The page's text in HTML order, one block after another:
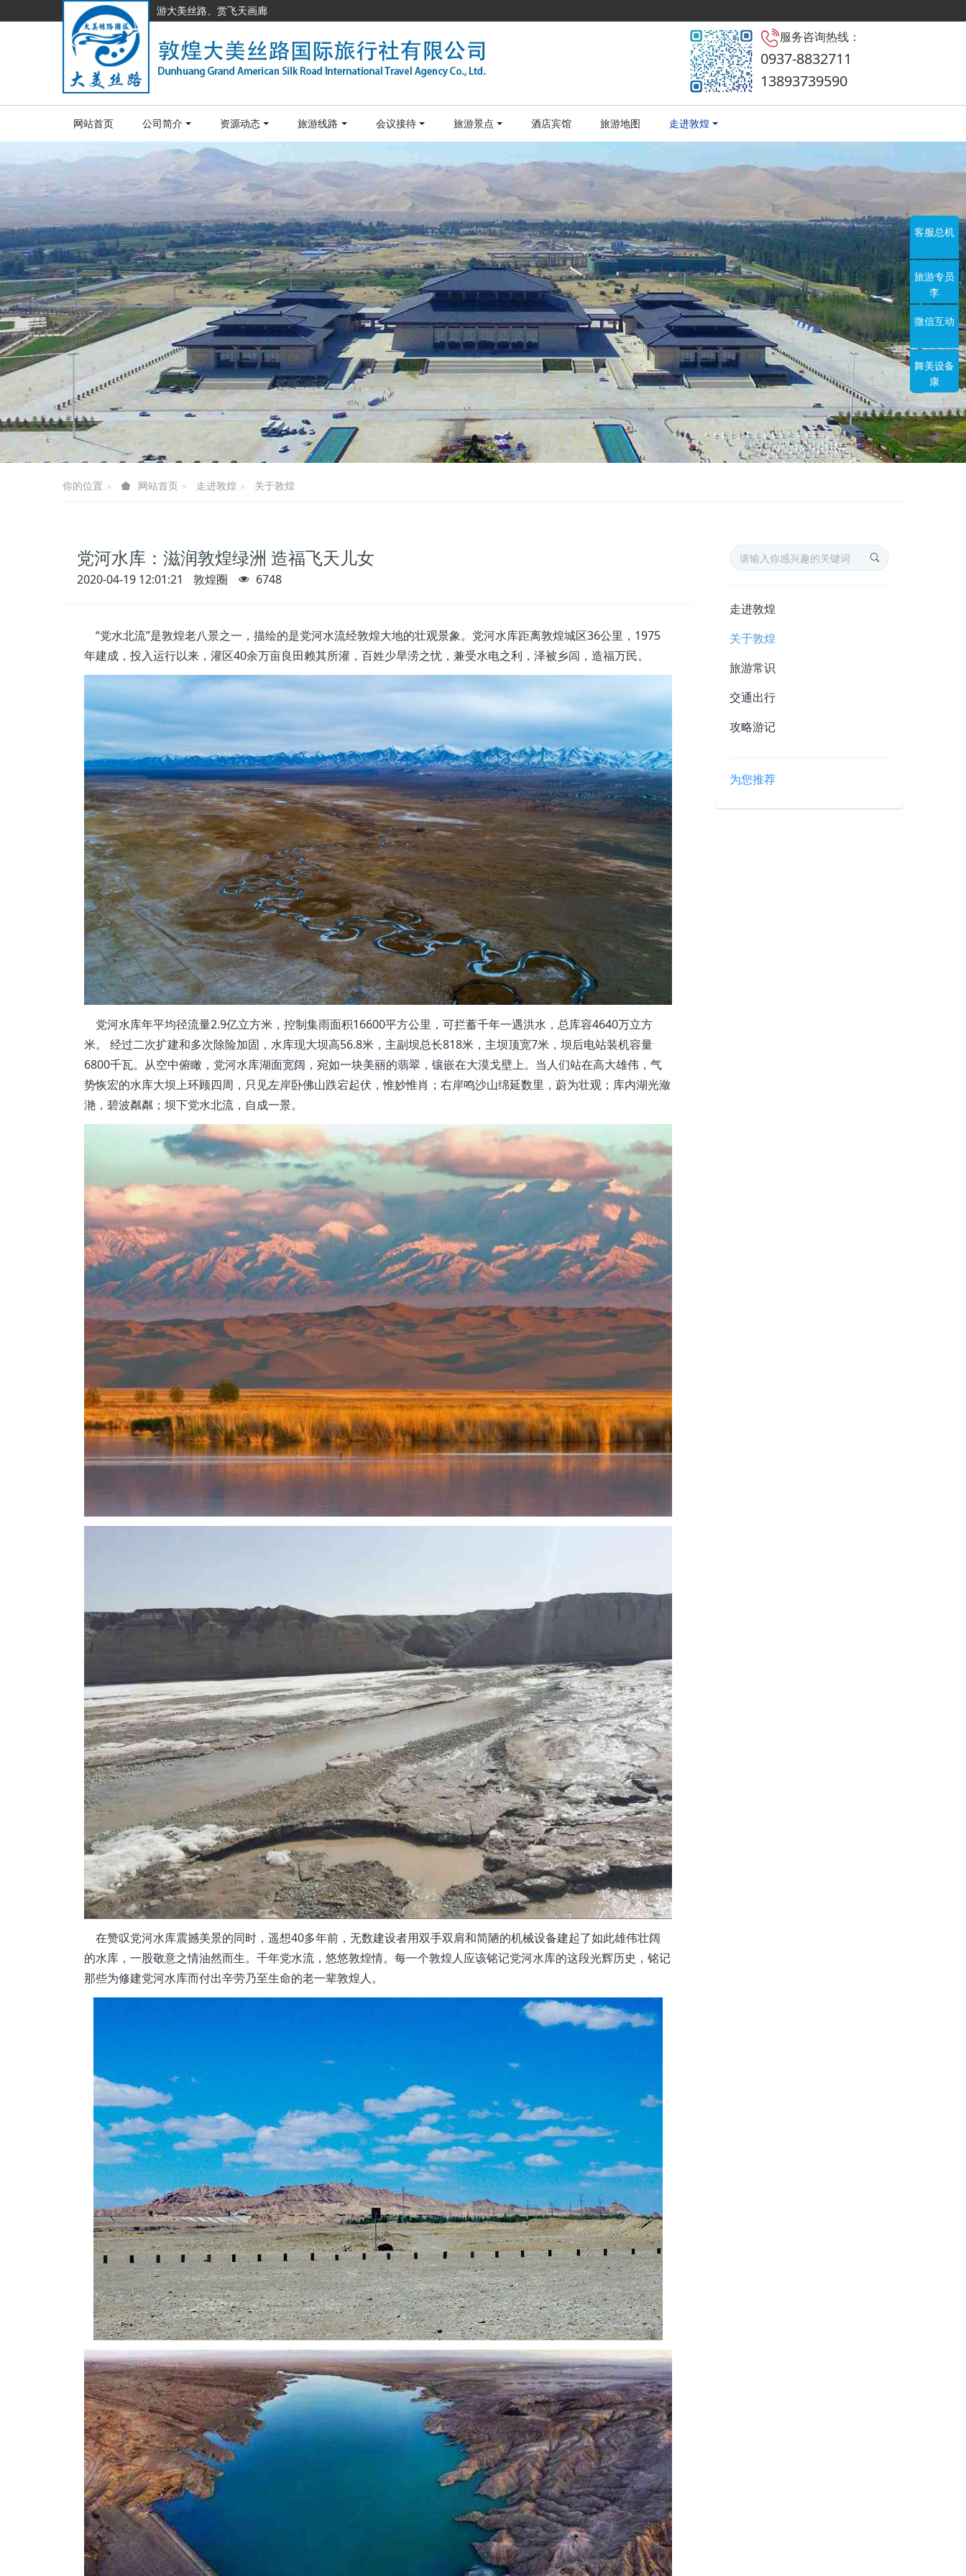
游大美丝路、赏飞天画廊
服务咨询热线：
0937-8832711
13893739590
网站首页 公司简介 资源动态 旅游线路 会议接待 旅游景点 酒店宾馆 旅游地图 走进敦煌
你的位置 网站首页 走进敦煌 关于敦煌
党河水库：滋润敦煌绿洲 造福飞天儿女
2020-04-19 12:01:21 敦煌圈 6748
“党水北流”是敦煌老八景之一，描绘的是党河水流经敦煌大地的壮观景象。党河水库距离敦煌城区36公里，1975
年建成，投入运行以来，灌区40余万亩良田赖其所灌，百姓少旱涝之忧，兼受水电之利，泽被乡闾，造福万民。
党河水库年平均径流量2.9亿立方米，控制集雨面积16600平方公里，可拦蓄千年一遇洪水，总库容4640万立方
米。 经过二次扩建和多次除险加固，水库现大坝高56.8米，主副坝总长818米，主坝顶宽7米，坝后电站装机容量
6800千瓦。从空中俯瞰，党河水库湖面宽阔，宛如一块美丽的翡翠，镶嵌在大漠戈壁上。当人们站在高大雄伟，气
势恢宏的水库大坝上环顾四周，只见左岸卧佛山跌宕起伏，惟妙惟肖；右岸鸣沙山绵延数里，蔚为壮观；库内湖光潋
滟，碧波粼粼；坝下党水北流，自成一景。
在赞叹党河水库震撼美景的同时，遥想40多年前，无数建设者用双手双肩和简陋的机械设备建起了如此雄伟壮阔
的水库，一股敬意之情油然而生。千年党水流，悠悠敦煌情。每一个敦煌人应该铭记党河水库的这段光辉历史，铭记
那些为修建党河水库而付出辛劳乃至生命的老一辈敦煌人。
走进敦煌
关于敦煌
旅游常识
交通出行
攻略游记
为您推荐
客服总机
旅游专员
李
微信互动
舞美设备
康